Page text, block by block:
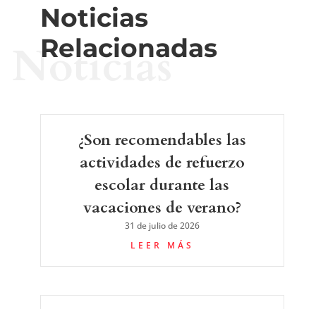
Noticias
Relacionadas
Noticias
¿Son recomendables las
actividades de refuerzo
escolar durante las
vacaciones de verano?
31 de julio de 2026
LEER MÁS